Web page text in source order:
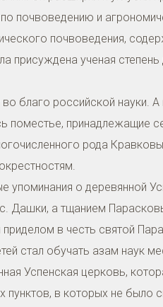
почвоведению и
почвоведения,
присуждена ученая
благо российской науки.
поместье, принадлежащие
рода
о деревянной
Дашки, а тщанием
в честь святой
стал обучать азам наук
Успенская церковь,
пунктов, в которых не было